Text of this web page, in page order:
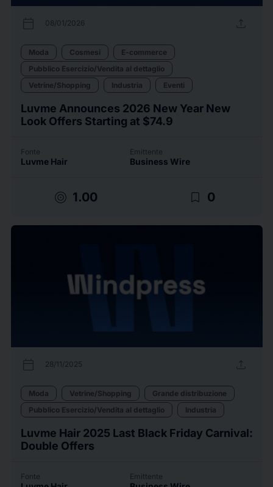
calendar_today 08/01/2026 upload
Moda Cosmesi
E-commerce
Pubblico Esercizio/Vendita al dettaglio
Vetrine/Shopping
Industria Eventi
Luvme Announces 2026 New Year New
Look Offers Starting at $74.9
Fonte
Luvme Hair
Emittente
Business Wire
target 1.00 bookmark_border 0
calendar_today 28/11/2025 upload
Moda Vetrine/Shopping
Grande distribuzione
Pubblico Esercizio/Vendita al dettaglio
Industria
Luvme Hair 2025 Last Black Friday Carnival:
Double Offers
Fonte Emittente